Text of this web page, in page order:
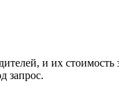
и их
запрос.